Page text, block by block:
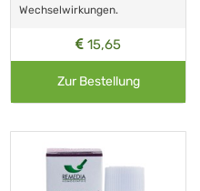
Wechselwirkungen.
15,65
Zur Bestellung